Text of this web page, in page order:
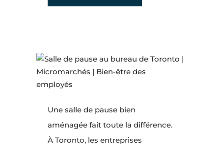
Une salle de pause bien
aménagée fait toute la différence.
À Toronto, les entreprises